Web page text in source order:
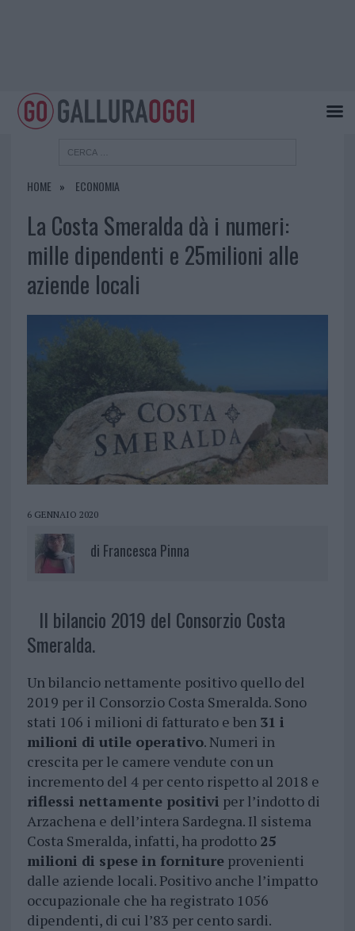
HOME ECONOMIA
La Costa Smeralda dà i numeri:
mille dipendenti e 25milioni alle
aziende locali
6 GENNAIO 2020
di Francesca Pinna
Il bilancio 2019 del Consorzio Costa
Smeralda.
Un bilancio nettamente positivo quello del
2019 per il Consorzio Costa Smeralda. Sono
stati 106 i milioni di fatturato e ben 31 i
milioni di utile operativo. Numeri in
crescita per le camere vendute con un
incremento del 4 per cento rispetto al 2018 e
riflessi nettamente positivi per l’indotto di
Arzachena e dell’intera Sardegna. Il sistema
Costa Smeralda, infatti, ha prodotto 25
milioni di spese in fornitureprovenienti
dalle aziende locali. Positivo anche l’impatto
occupazionale che ha registrato 1056
dipendenti, di cui l’83 per cento sardi.